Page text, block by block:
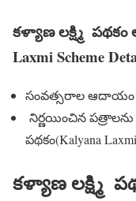
కళ్యాణ లక్ష్మి పథకం
Laxmi Scheme
సంవత్సరాల ఆదాయం 2
నిర్ణయించిన
పథకం(Kalyana
కళ్యాణ లక్ష్మి